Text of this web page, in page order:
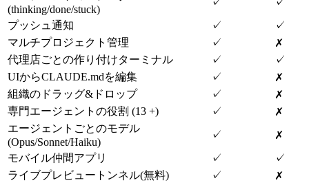
(thinking/done/stuck)
プッシュ通知
✓
✓
マルチプロジェクト管理
✓
✗
代理店ごとの作り付けターミナル
✓
✓
UIからCLAUDE.mdを編集
✓
✗
組織のドラッグ&ドロップ
✓
✗
専門エージェントの役割 (13 +)
✓
✗
エージェントごとのモデル
(Opus/Sonnet/Haiku)
✓
✗
モバイル仲間アプリ
✓
✓
ライブプレビュートンネル(無料)
✓
✗